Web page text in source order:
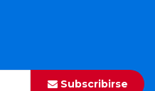
Subscribirse